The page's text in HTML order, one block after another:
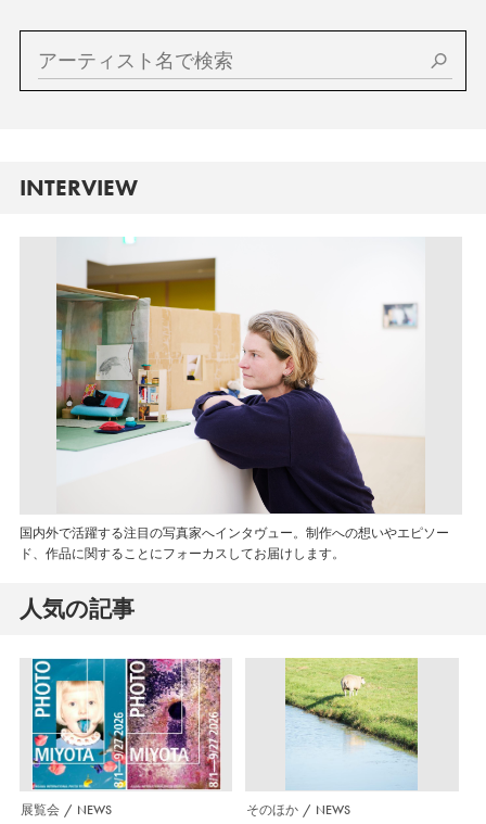
INTERVIEW
国内外で活躍する注目の写真家へインタヴュー。制作への想いやエピソー
ド、作品に関することにフォーカスしてお届けします。
人気の記事
展覧会 NEWS そのほか NEWS